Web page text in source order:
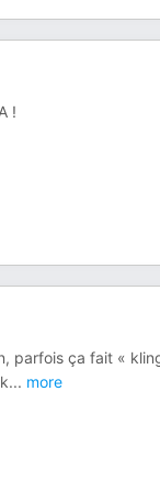
!
parfois ça fait «
... more